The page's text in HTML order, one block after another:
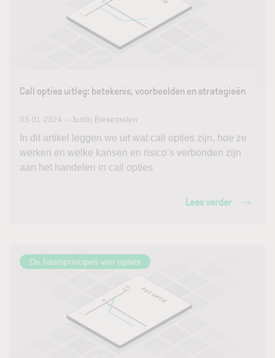
Call opties uitleg: betekenis, voorbeelden en strategieën
03-01-2024 – Justin Blekemolen
In dit artikel leggen we uit wat call opties zijn, hoe ze
werken en welke kansen en risico’s verbonden zijn
aan het handelen in call opties
Lees verder
De basisprincipes van opties